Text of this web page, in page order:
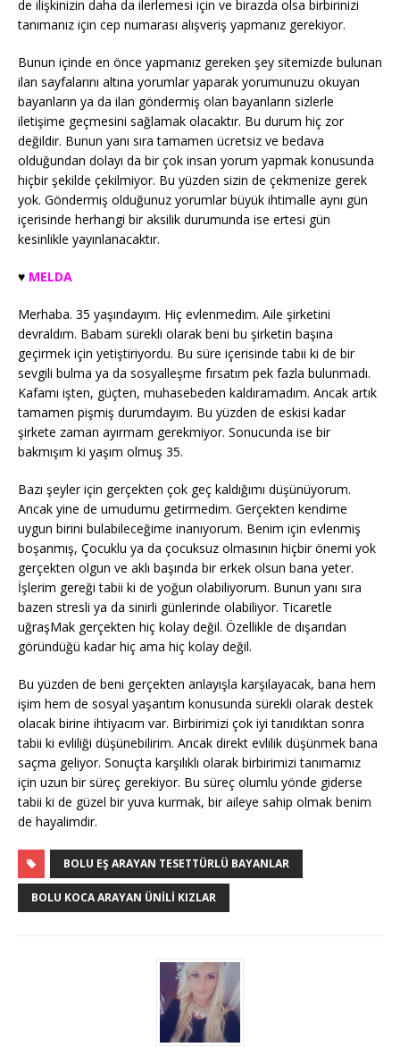
de ilişkinizin daha da ilerlemesi için ve birazda olsa birbirinizi
tanımanız için cep numarası alışveriş yapmanız gerekiyor.
Bunun içinde en önce yapmanız gereken şey sitemizde bulunan
ilan sayfalarını altına yorumlar yaparak yorumunuzu okuyan
bayanların ya da ilan göndermiş olan bayanların sizlerle
iletişime geçmesini sağlamak olacaktır. Bu durum hiç zor
değildir. Bunun yanı sıra tamamen ücretsiz ve bedava
olduğundan dolayı da bir çok insan yorum yapmak konusunda
hiçbir şekilde çekilmiyor. Bu yüzden sizin de çekmenize gerek
yok. Göndermiş olduğunuz yorumlar büyük ihtimalle aynı gün
içerisinde herhangi bir aksilik durumunda ise ertesi gün
kesinlikle yayınlanacaktır.
♥️ MELDA
Merhaba. 35 yaşındayım. Hiç evlenmedim. Aile şirketini
devraldım. Babam sürekli olarak beni bu şirketin başına
geçirmek için yetiştiriyordu. Bu süre içerisinde tabii ki de bir
sevgili bulma ya da sosyalleşme fırsatım pek fazla bulunmadı.
Kafamı işten, güçten, muhasebeden kaldıramadım. Ancak artık
tamamen pişmiş durumdayım. Bu yüzden de eskisi kadar
şirkete zaman ayırmam gerekmiyor. Sonucunda ise bir
bakmışım ki yaşım olmuş 35.
Bazı şeyler için gerçekten çok geç kaldığımı düşünüyorum.
Ancak yine de umudumu getirmedim. Gerçekten kendime
uygun birini bulabileceğime inanıyorum. Benim için evlenmiş
boşanmış, Çocuklu ya da çocuksuz olmasının hiçbir önemi yok
gerçekten olgun ve aklı başında bir erkek olsun bana yeter.
İşlerim gereği tabii ki de yoğun olabiliyorum. Bunun yanı sıra
bazen stresli ya da sinirli günlerinde olabiliyor. Ticaretle
uğraşMak gerçekten hiç kolay değil. Özellikle de dışarıdan
göründüğü kadar hiç ama hiç kolay değil.
Bu yüzden de beni gerçekten anlayışla karşılayacak, bana hem
işim hem de sosyal yaşantım konusunda sürekli olarak destek
olacak birine ihtiyacım var. Birbirimizi çok iyi tanıdıktan sonra
tabii ki evliliği düşünebilirim. Ancak direkt evlilik düşünmek bana
saçma geliyor. Sonuçta karşılıklı olarak birbirimizi tanımamız
için uzun bir süreç gerekiyor. Bu süreç olumlu yönde giderse
tabii ki de güzel bir yuva kurmak, bir aileye sahip olmak benim
de hayalimdir.
BOLU EŞ ARAYAN TESETTÜRLÜ BAYANLAR
BOLU KOCA ARAYAN ÜNILI KIZLAR